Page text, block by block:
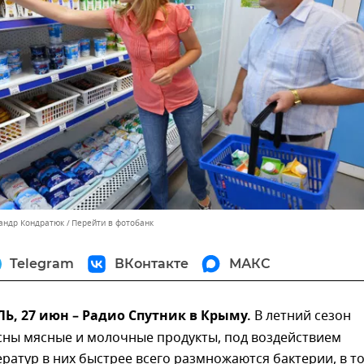
Кондратюк Перейти в фотобанк
Telegram ВКонтакте МАКС
27 июн – Радио Спутник в Крыму. В летний сезон
мясные и молочные продукты, под воздействием
в них быстрее всего размножаются бактерии, в